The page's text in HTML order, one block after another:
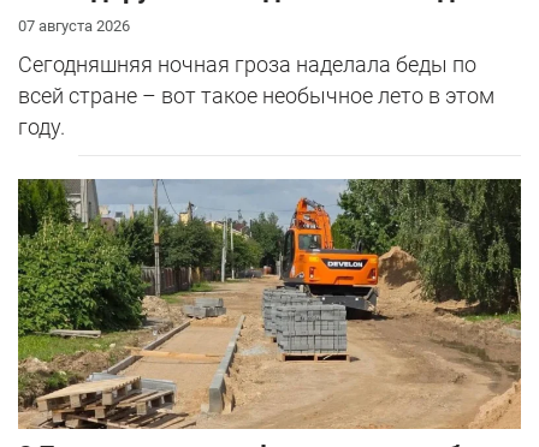
07 августа 2026
Сегодняшняя ночная гроза наделала беды по
всей стране – вот такое необычное лето в этом
году.